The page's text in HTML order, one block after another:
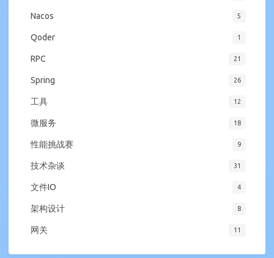
Nacos 5
Qoder 1
RPC 21
Spring 26
工具 12
微服务 18
性能挑战赛 9
技术杂谈 31
文件IO 4
架构设计 8
网关 11